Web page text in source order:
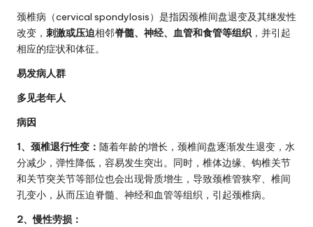
颈椎病（cervical spondylosis）是指因颈椎间盘退变及其继发性
改变， 刺激或压迫相邻脊髓、神经、血管和食管等组织 ，并引起
相应的症状和体征。
易发病人群
多见老年人
病因
1、颈椎退行性变： 随着年龄的增长，颈椎间盘逐渐发生退变，水
分减少，弹性降低，容易发生突出。同时，椎体边缘、钩椎关节
和关节突关节等部位也会出现骨质增生，导致颈椎管狭窄、椎间
孔变小，从而压迫脊髓、神经和血管等组织，引起颈椎病。
2、慢性劳损：